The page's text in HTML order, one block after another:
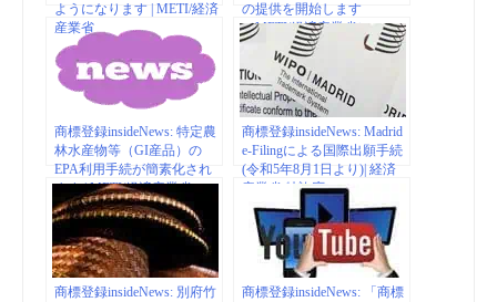
ようになります | METI/経済
産業省
の提供を開始します
（METI/経済産業省）
商標登録insideNews: 特定農
林水産物等（GI産品）の
EPA利用手続が簡素化され
ます | METI/経済産業省
商標登録insideNews: Madrid
e-Filingによる国際出願手続
(令和5年8月1日より)| 経済
産業省 特許庁
商標登録insideNews: 別府竹
商標登録insideNews: 「商標